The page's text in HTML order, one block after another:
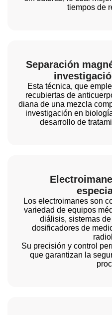
tiempos de
Separación
Esta técnica, que
recubiertas de
diana de una mezcla
investigación en
desarrollo de
Los electroimanes son
variedad de equipos
diálisis, sistemas
dosificadores de
Su precisión y control
que garantizan la